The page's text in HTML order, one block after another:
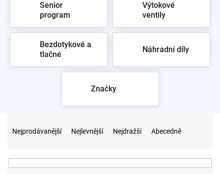
Senior
program
Výtokové
ventily
Bezdotykové a
tlačné
Náhradní díly
Značky
n
Nejprodávanější Nejlevnější Nejdražší Abecedně